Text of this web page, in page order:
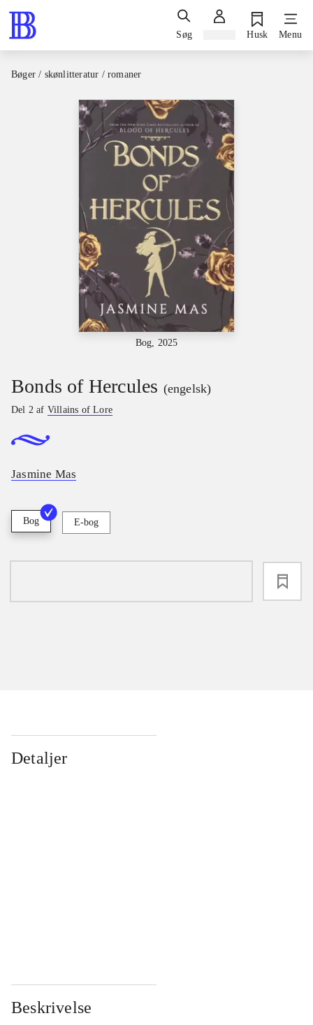
Søg Husk Menu
Bøger / skønlitteratur / romaner
Bog, 2025
Bonds of Hercules (engelsk)
Del 2 af Villains of Lore
Jasmine Mas
Bog E-bog
Detaljer
Beskrivelse